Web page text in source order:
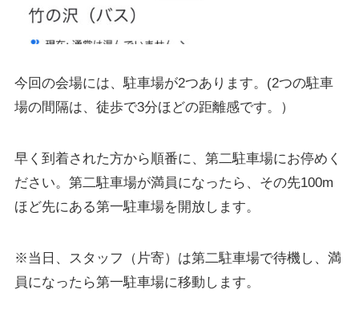
今回の会場には、駐車場が2つあります。(2つの駐車
場の間隔は、徒歩で3分ほどの距離感です。）
早く到着された方から順番に、第二駐車場にお停めく
ださい。第二駐車場が満員になったら、その先100m
ほど先にある第一駐車場を開放します。
※当日、スタッフ（片寄）は第二駐車場で待機し、満
員になったら第一駐車場に移動します。